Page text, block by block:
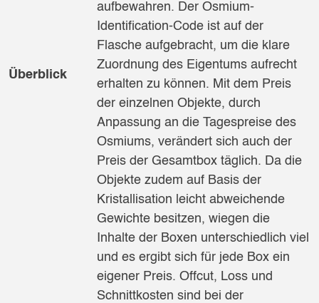
Überblick
aufbewahren. Der Osmium-
Identification-Code ist auf der
Flasche aufgebracht, um die klare
Zuordnung des Eigentums aufrecht
erhalten zu können. Mit dem Preis
der einzelnen Objekte, durch
Anpassung an die Tagespreise des
Osmiums, verändert sich auch der
Preis der Gesamtbox täglich. Da die
Objekte zudem auf Basis der
Kristallisation leicht abweichende
Gewichte besitzen, wiegen die
Inhalte der Boxen unterschiedlich viel
und es ergibt sich für jede Box ein
eigener Preis. Offcut, Loss und
Schnittkosten sind bei der